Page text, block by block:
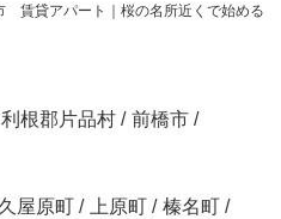
賃貸アパート｜桜の名所近くで始める
利根郡片品村 / 前橋市 /
久屋原町 / 上原町 / 榛名町 /